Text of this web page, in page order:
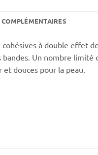
à double effet
Un nombre limité
et douces pour la peau.